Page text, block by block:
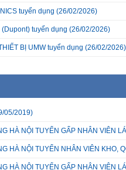
tuyển dụng (26/02/2026)
tuyển dụng (26/02/2026)
BỊ UMW tuyển dụng (26/02/2026)
05/2019)
HÀ NỘI TUYỂN GẤP NHÂN VIÊN
HÀ NỘI TUYỂN NHÂN VIÊN KHO,
HÀ NỘI TUYỂN GẤP NHÂN VIÊN